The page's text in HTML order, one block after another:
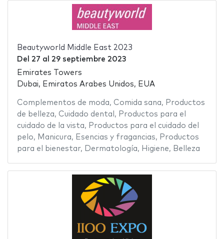
Beautyworld Middle East 2023
Del 27 al 29 septiembre 2023
Emirates Towers
Dubai, Emiratos Arabes Unidos, EUA
Complementos de moda, Comida sana, Productos
de belleza, Cuidado dental , Productos para el
cuidado de la vista, Productos para el cuidado del
pelo, Manicura, Esencias y fragancias, Productos
para el bienestar, Dermatología, Higiene, Belleza